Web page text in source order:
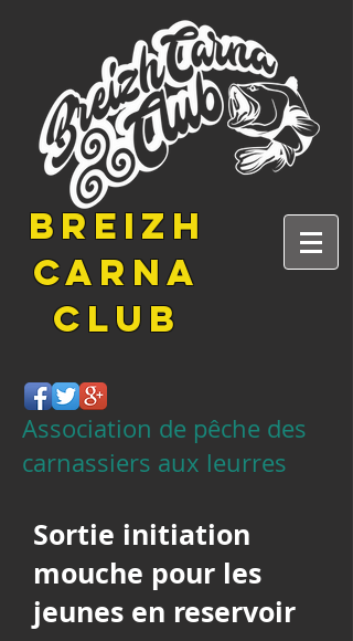
BREIZH
CARNA
CLUB
Association de pêche des
carnassiers aux leurres
Sortie initiation
mouche pour les
jeunes en reservoir